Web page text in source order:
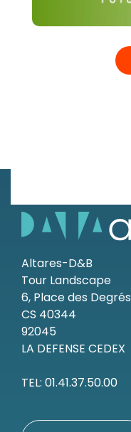
Altares-D&B
Tour Landscape
6, Place des Degrés
CS 40344
92045
LA DEFENSE CEDEX
TEL: 01.41.37.50.00